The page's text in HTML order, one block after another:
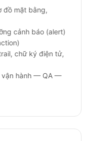
đồ mặt bằng,
cảnh báo (alert)
chữ ký điện tử,
vận hành — QA —